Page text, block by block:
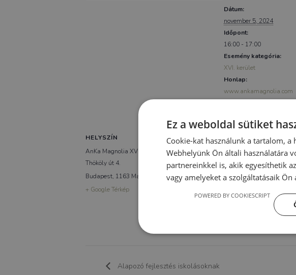
Dátum:
november 5, 2024
Időpont:
16:00 - 17:00
Esemény kategória:
XVI. kerület
Honlap:
www.ankamagnolia.com
HELYSZÍN
AnKa Magnolia XVI.
Thököly út 4.
Budapest, 1163 Magyarország
+ Google Térkép
Alapozó fejlesztés iskolásoknak
Ez a weboldal sütiket
Cookie-kat használunk a tartalom, a
Webhelyünk Ön általi használatára
partnereinkkel is, akik egyesíthetik
vagy amelyeket a szolgáltatásaik
POWERED BY COOKIESCRIPT